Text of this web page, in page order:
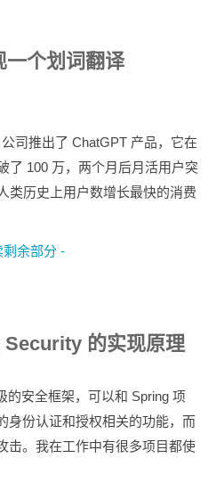
一个划词翻译
司推出了 ChatGPT 产品，它在
了 100 万，两个月后月活用户突
类历史上用户数增长最快的消费
剩余部分 -
的实现原理
的安全框架，可以和 Spring 项
身份认证和授权相关的功能，而
击。我在工作中有很多项目都使